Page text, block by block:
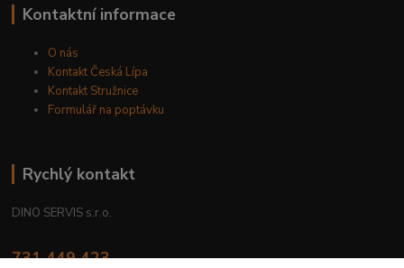
Kontaktní informace
O nás
Kontakt Česká Lípa
Kontakt Stružnice
Formulář na poptávku
Rychlý kontakt
DINO SERVIS s.r.o.
731 449 423